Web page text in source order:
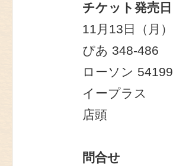
チケット発売日
11月13日（月）
ぴあ 348-486
ローソン 54199
イープラス
店頭
問合せ